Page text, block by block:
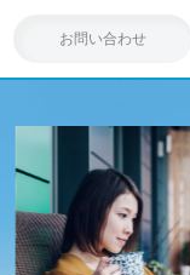
お問い合わせ